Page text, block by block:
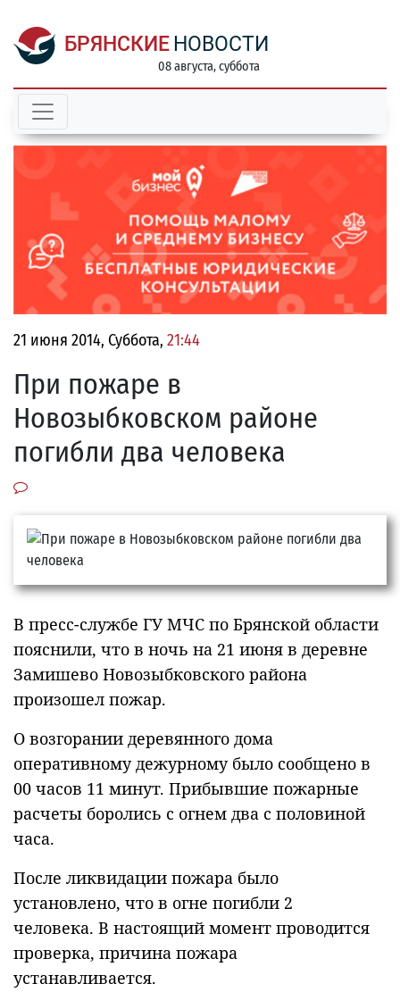
БРЯНСКИЕ НОВОСТИ
08 августа, суббота
21 июня 2014, Суббота, 21:44
При пожаре в
Новозыбковском районе
погибли два человека
В пресс-службе ГУ МЧС по Брянской области
пояснили, что в ночь на 21 июня в деревне
Замишево Новозыбковского района
произошел пожар.
О возгорании деревянного дома
оперативному дежурному было сообщено в
00 часов 11 минут. Прибывшие пожарные
расчеты боролись с огнем два с половиной
часа.
После ликвидации пожара было
установлено, что в огне погибли 2
человека. В настоящий момент проводится
проверка, причина пожара
устанавливается.